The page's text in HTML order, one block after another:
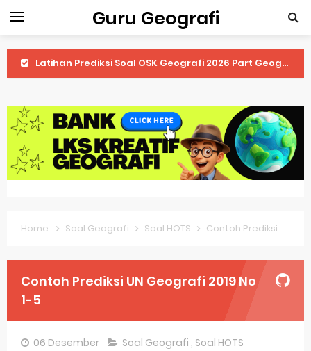
Guru Geografi
Latihan Prediksi Soal OSK Geografi 2026 Part Geografi Ekonomi
Latihan Prediksi Soal OSK Geografi 2026 Part Geografi Budaya
Latihan Prediksi Soal OSK Geografi 2026 Part Dinamika Kota
Pembahasan Soal OSN-K Geografi 2025 No 51-55
Pembahasan Soal OSN-K Geografi 2025 No 41-45
Pembahasan Soal OSN-K Geografi 2025 No 26-30
Home Soal Geografi Soal HOTS Contoh Prediksi UN Geografi 2019 No 1-5
Contoh Prediksi UN Geografi 2019 No
1-5
06 Desember Soal Geografi , Soal HOTS